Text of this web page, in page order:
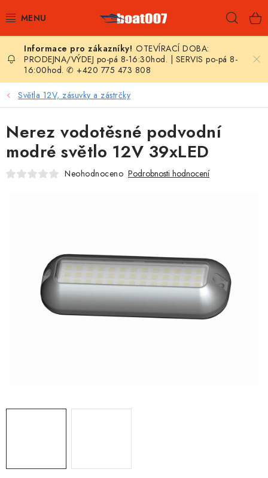
na
E-SHOP
AKČNÍ SLEVY
ZPRAVODAJ
KONTAKTY
MOTOROVÉ ČLUNY
LODNÍ ELEKTROMOTORY
OTEVÍRACÍ DOBA:
PRODEJNA/VÝDEJ po-pá 8-16:30hod. | SERVIS po-pá 8-
16:00hod. ✆ +420 775 473 808
Světla 12V, zásuvky a zástrčky
Nerez vodotěsné podvodní
modré světlo 12V 39xLED
Neohodnoceno Podrobnosti hodnocení